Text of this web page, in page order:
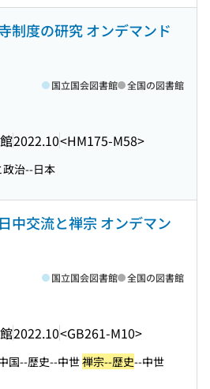
制度の研究 オンデマンド
2022.10<HM175-M58>
国立国会図書館 全国の図書館
政治--日本
中交流と禅宗 オンデマン
2022.10<GB261-M10>
国立国会図書館 全国の図書館
国--歴史--中世禅宗--歴史--中世